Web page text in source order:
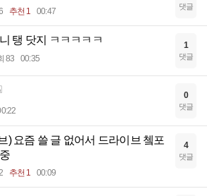
추천 1 00:47 댓글
탱 닷지 ㅋㅋㅋㅋㅋ
83 00:35
1
댓글
0
댓글
) 요즘 쓸 글 없어서 드라이브 쳌포
추천 1 00:09
4
댓글